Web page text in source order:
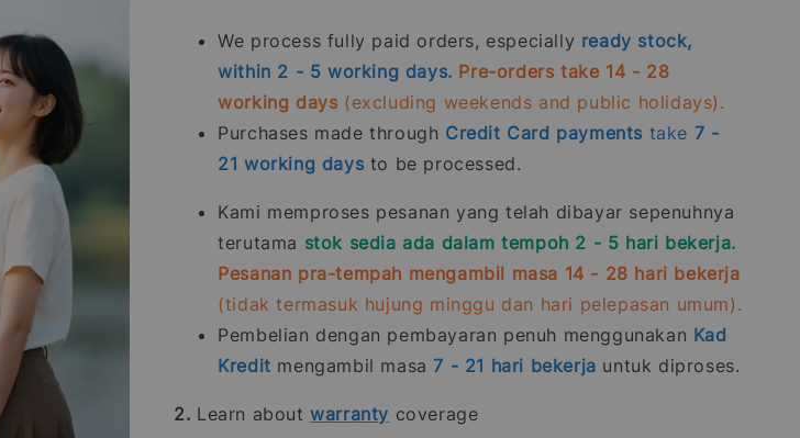
We process fully paid orders, especially ready stock,
within 2 - 5 working days. Pre-orders take 14 - 28
working days (excluding weekends and public holidays).
Purchases made through Credit Card payments take 7 -
21 working days to be processed.
Kami memproses pesanan yang telah dibayar sepenuhnya
terutama stok sedia ada dalam tempoh 2 - 5 hari bekerja.
Pesanan pra-tempah mengambil masa 14 - 28 hari bekerja
(tidak termasuk hujung minggu dan hari pelepasan umum).
Pembelian dengan pembayaran penuh menggunakan Kad
Kredit mengambil masa7 - 21 hari bekerja untuk diproses.
2. Learn aboutwarranty coverage